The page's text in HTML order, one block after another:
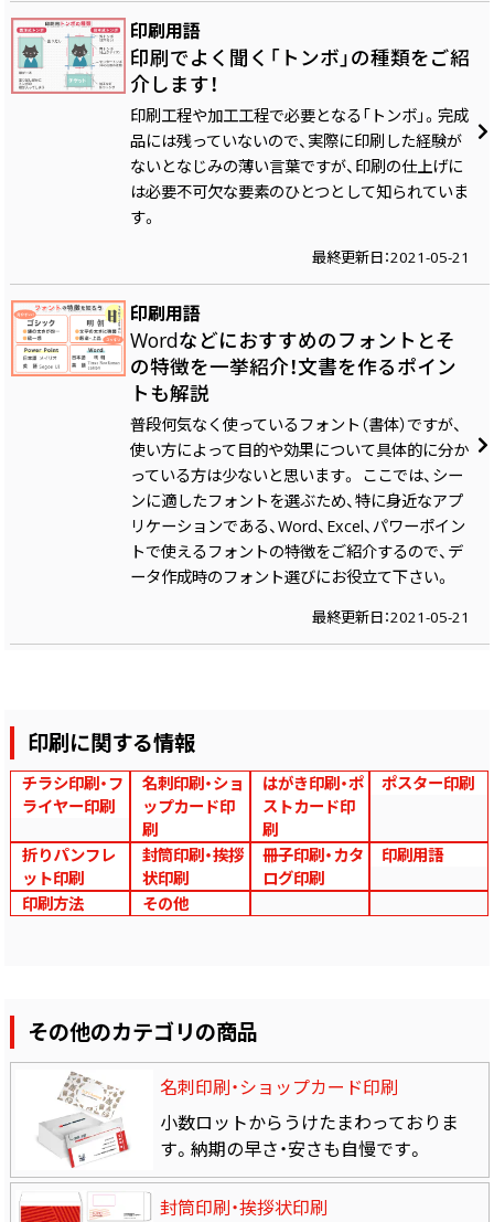
印刷用語
印刷でよく聞く「トンボ」の種類をご紹
介します！
印刷工程や加工工程で必要となる「トンボ」。完成
品には残っていないので、実際に印刷した経験が
ないとなじみの薄い言葉ですが、印刷の仕上げに
は必要不可欠な要素のひとつとして知られていま
す。
最終更新日：2021-05-21
印刷用語
Wordなどにおすすめのフォントとそ
の特徴を一挙紹介！文書を作るポイン
トも解説
普段何気なく使っているフォント（書体）ですが、
使い方によって目的や効果について具体的に分か
っている方は少ないと思います。 ここでは、シー
ンに適したフォントを選ぶため、特に身近なアプ
リケーションである、Word、Excel、パワーポイン
トで使えるフォントの特徴をご紹介するので、デ
ータ作成時のフォント選びにお役立て下さい。
最終更新日：2021-05-21
印刷に関する情報
チラシ印刷・フ
ライヤー印刷
名刺印刷・ショ
ップカード印
刷
はがき印刷・ポ
ストカード印
刷
ポスター印刷
折りパンフレ
ット印刷
封筒印刷・挨拶
状印刷
冊子印刷・カタ
ログ印刷
印刷用語
印刷方法 その他
その他のカテゴリの商品
名刺印刷・ショップカード印刷
小数ロットからうけたまわっておりま
す。納期の早さ・安さも自慢です。
封筒印刷・挨拶状印刷